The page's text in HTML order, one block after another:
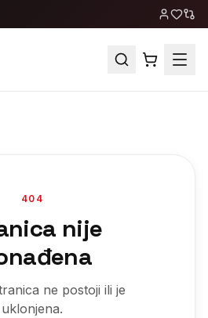
404
nije
ne postoji ili je
uklonjena.